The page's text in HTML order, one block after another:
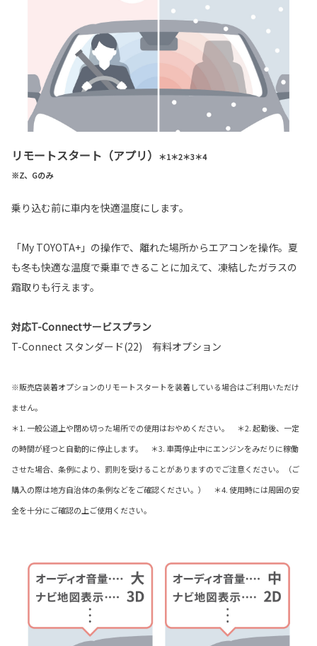
リモートスタート（アプリ）
＊1＊2＊3＊4
※Z、Gのみ
乗り込む前に車内を快適温度にします。
「My TOYOTA+」の操作で、離れた場所からエアコンを操作。夏
も冬も快適な温度で乗車できることに加えて、凍結したガラスの
霜取りも行えます。
対応T-Connectサービスプラン
T-Connect スタンダード(22) 有料オプション
※販売店装着オプションのリモートスタートを装着している場合はご利用いただけ
ません。
＊1. 一般公道上や閉め切った場所での使用はおやめください。 ＊2. 起動後、一定
の時間が経つと自動的に停止します。 ＊3. 車両停止中にエンジンをみだりに稼働
させた場合、条例により、罰則を受けることがありますのでご注意ください。（ご
購入の際は地方自治体の条例などをご確認ください。） ＊4. 使用時には周囲の安
全を十分にご確認の上ご使用ください。